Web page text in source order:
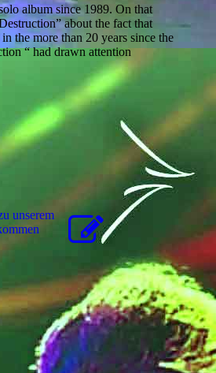
album since 1989. On that
about the fact that
the more than 20 years since the
“ had drawn attention
unserem